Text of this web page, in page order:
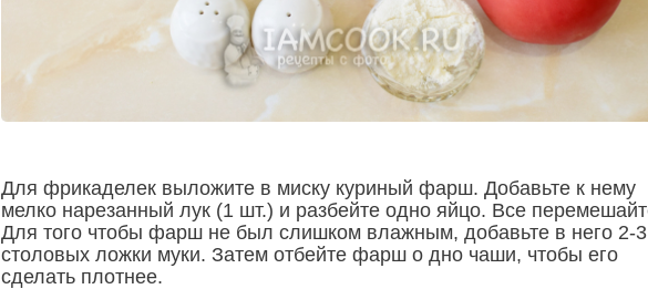
Для фрикаделек выложите в миску куриный фарш. Добавьте к нему
мелко нарезанный лук (1 шт.) и разбейте одно яйцо. Все
Для того чтобы фарш не был слишком влажным, добавьте в него 2-3
столовых ложки муки. Затем отбейте фарш о дно чаши, чтобы его
сделать плотнее.